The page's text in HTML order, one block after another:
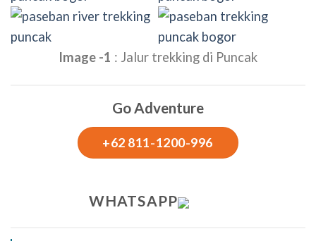
Image -1 : Jalur trekking di Puncak
Go Adventure
+62 811-1200-996
WHATSAPP